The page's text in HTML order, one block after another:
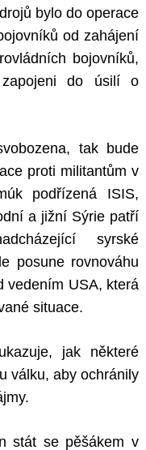
bylo do operace
od zahájení
bojovníků,
do úsilí o
tak bude
proti militantům v
podřízená ISIS,
a jižní Sýrie patří
syrské
posune rovnováhu
vedením USA, která
situace.
jak některé
válku, aby ochránily
stát se pěšákem v